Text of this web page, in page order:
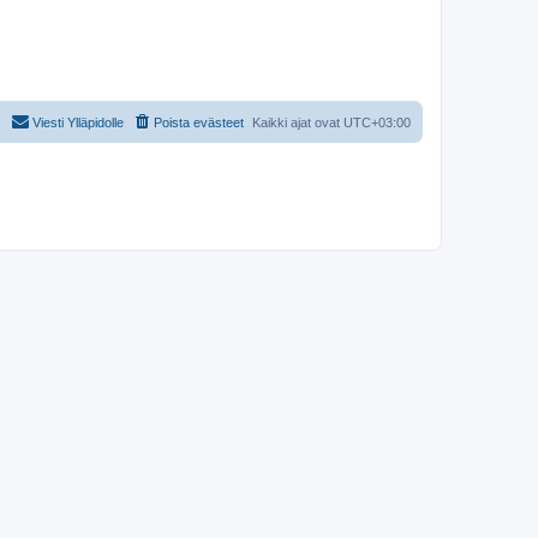
Kaikki ajat ovat UTC+03:00
Poista evästeet
Viesti Ylläpidolle